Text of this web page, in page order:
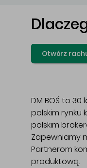
Otwórz
DM BOŚ to
polskim rynku
polskim
Zapewniamy
Partnerom
produktową.